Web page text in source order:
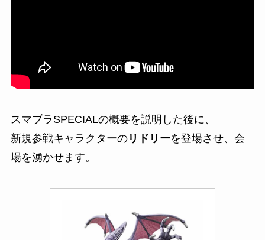
スマブラSPECIALの概要を説明した後に、
新規参戦キャラクターのリドリーを登場させ、会
場を湧かせます。